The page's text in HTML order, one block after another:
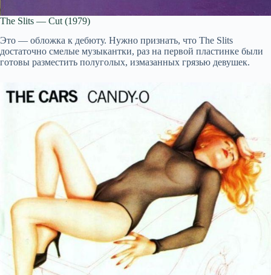
The Slits — Cut (1979)
Это — обложка к дебюту. Нужно признать, что The Slits
достаточно смелые музыкантки, раз на первой пластинке были
готовы разместить полуголых, измазанных грязью девушек.